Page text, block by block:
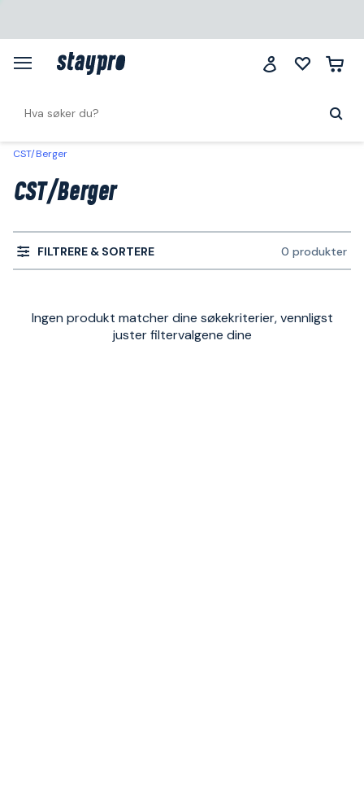
CST/Berger
CST/Berger
FILTRERE & SORTERE 0 produkter
Ingen produkt matcher dine søkekriterier, vennligst
juster filtervalgene dine